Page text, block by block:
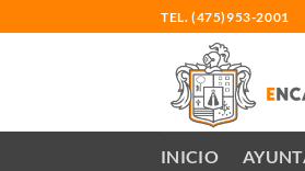
al
TEL. (475)953-2001
INICIO